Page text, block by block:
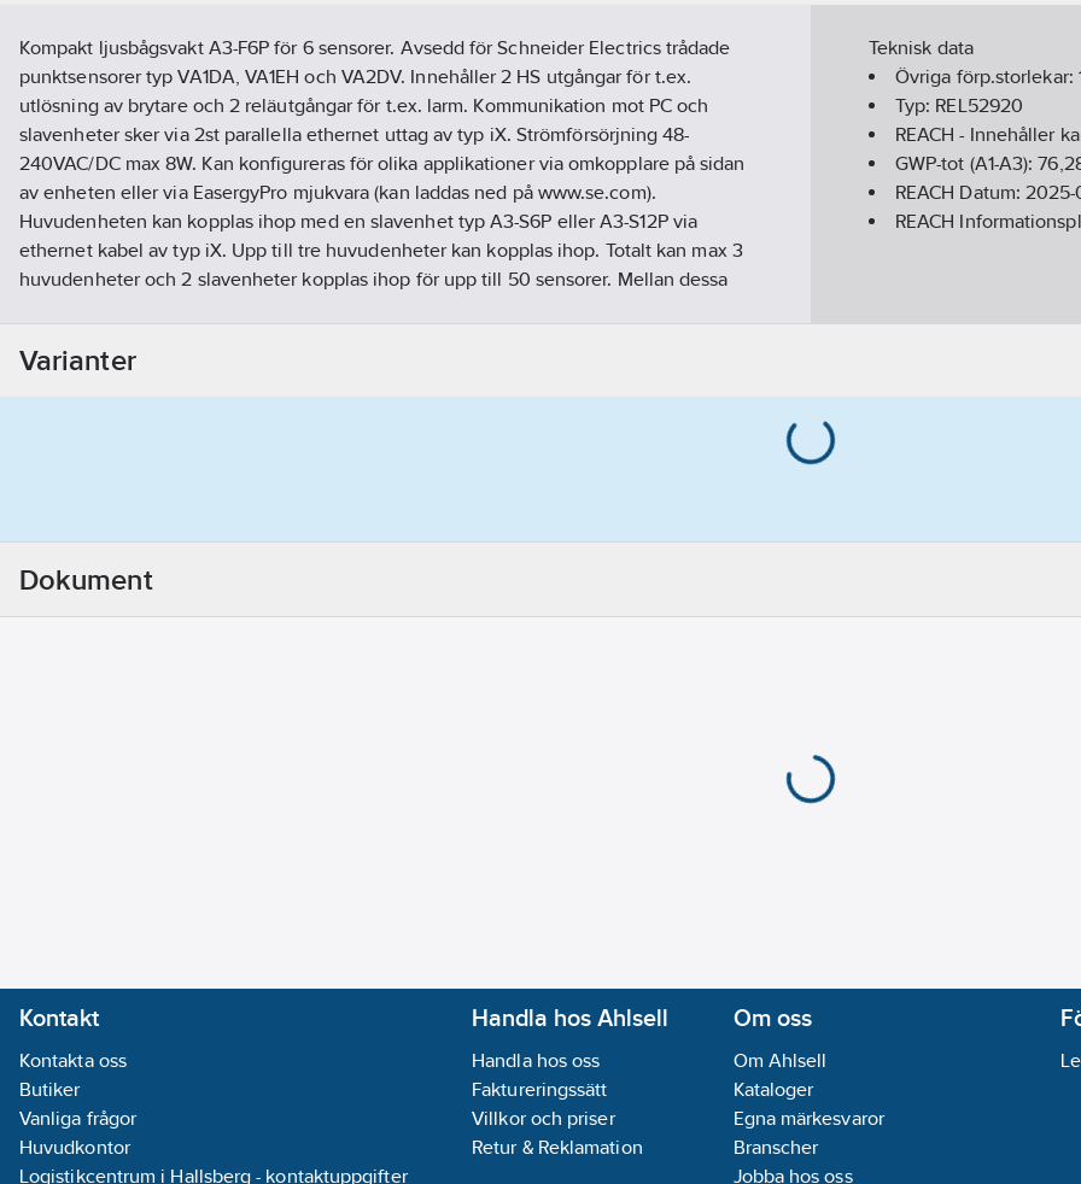
Kompakt ljusbågsvakt A3-F6P för 6 sensorer. Avsedd för Schneider Electrics trådade
punktsensorer typ VA1DA, VA1EH och VA2DV. Innehåller 2 HS utgångar för t.ex.
utlösning av brytare och 2 reläutgångar för t.ex. larm. Kommunikation mot PC och
slavenheter sker via 2st parallella ethernet uttag av typ iX. Strömförsörjning 48-
240VAC/DC max 8W. Kan konfigureras för olika applikationer via omkopplare på sidan
av enheten eller via EasergyPro mjukvara (kan laddas ned på www.se.com).
Huvudenheten kan kopplas ihop med en slavenhet typ A3-S6P eller A3-S12P via
ethernet kabel av typ iX. Upp till tre huvudenheter kan kopplas ihop. Totalt kan max 3
huvudenheter och 2 slavenheter kopplas ihop för upp till 50 sensorer. Mellan dessa
Artikelnummer:
Lev. artikelnr: REL52920
Teknisk data
Övriga förp.storlekar:
Typ: REL52920
REACH - Innehåller
GWP-tot (A1-A3):
REACH Datum:2025-
REACH
Varianter
Dokument
Kontakt
Kontakta oss
Butiker
Vanliga frågor
Huvudkontor
Logistikcentrum i Hallsberg - kontaktuppgifter
Handla hos Ahlsell
Handla hos oss
Faktureringssätt
Villkor och priser
Retur & Reklamation
Om oss
Om Ahlsell
Kataloger
Egna märkesvaror
Branscher
Jobba hos oss